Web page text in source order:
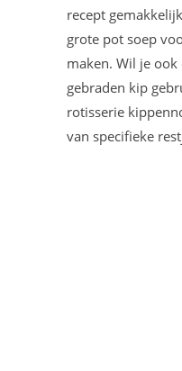
recept
grote pot soep
maken. Wil je
gebraden kip
rotisserie
van specifieke